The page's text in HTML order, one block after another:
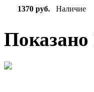
1370 руб. Наличие
Показано